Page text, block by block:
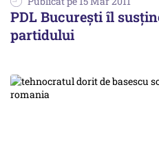
PDL București îl
partidului